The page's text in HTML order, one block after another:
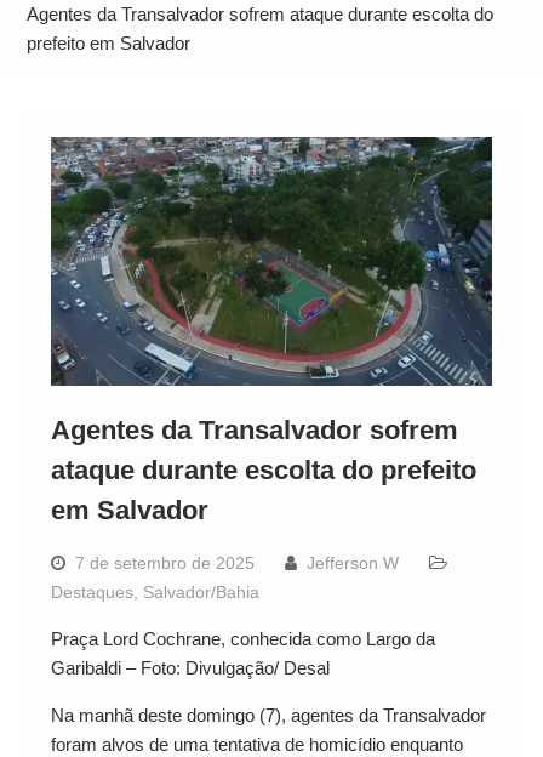
Alto
Agentes da Transalvador sofrem ataque durante escolta do
prefeito em Salvador
Agentes da Transalvador sofrem
ataque durante escolta do prefeito
em Salvador
7 de setembro de 2025
Jefferson W
Destaques, Salvador/Bahia
Praça Lord Cochrane, conhecida como Largo da
Garibaldi – Foto: Divulgação/ Desal
Na manhã deste domingo (7), agentes da Transalvador
foram alvos de uma tentativa de homicídio enquanto